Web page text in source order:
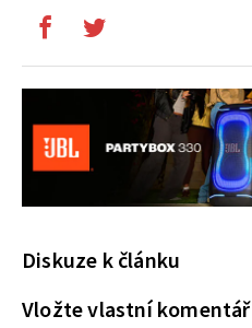
Diskuze k článku
Vložte vlastní komentář